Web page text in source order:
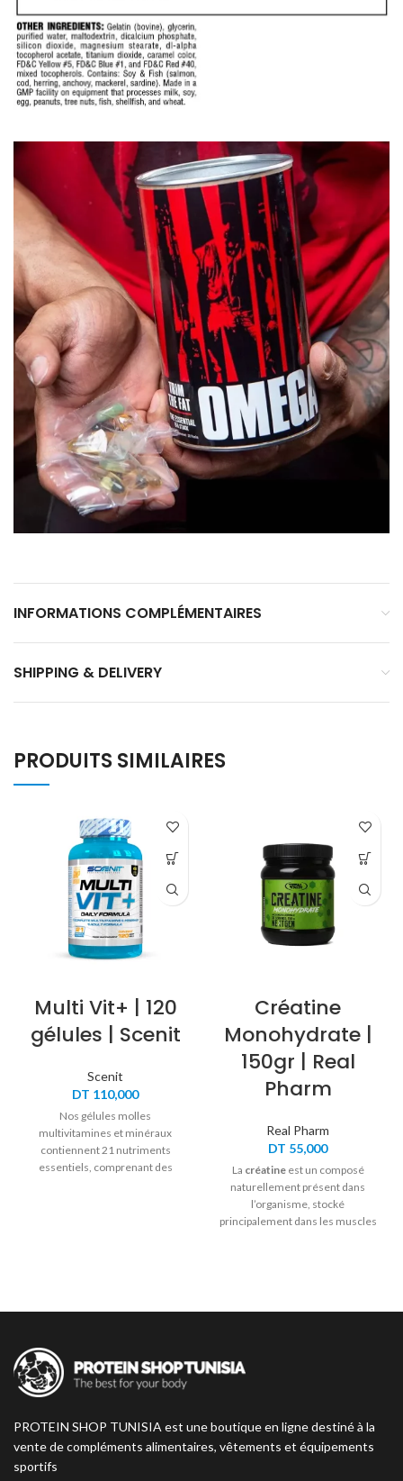
INFORMATIONS COMPLÉMENTAIRES
SHIPPING & DELIVERY
PRODUITS SIMILAIRES
Multi Vit+ | 120
gélules | Scenit
Scenit
DT 110,000
Nos gélules molles
multivitamines et minéraux
contiennent 21 nutriments
essentiels, comprenant des
Créatine
Monohydrate |
150gr | Real
Pharm
Real Pharm
DT 55,000
La créatineest un composé
naturellement présent dans
l’organisme, stocké
principalement dans les muscles
PROTEIN SHOP TUNISIA est une boutique en ligne destiné à la
vente de compléments alimentaires, vêtements et équipements
sportifs